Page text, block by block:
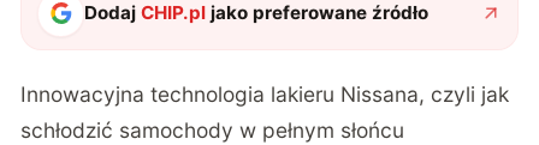
DodajCHIP.pl jako preferowane źródło
Innowacyjna technologia lakieru Nissana, czyli jak
schłodzić samochody w pełnym słońcu